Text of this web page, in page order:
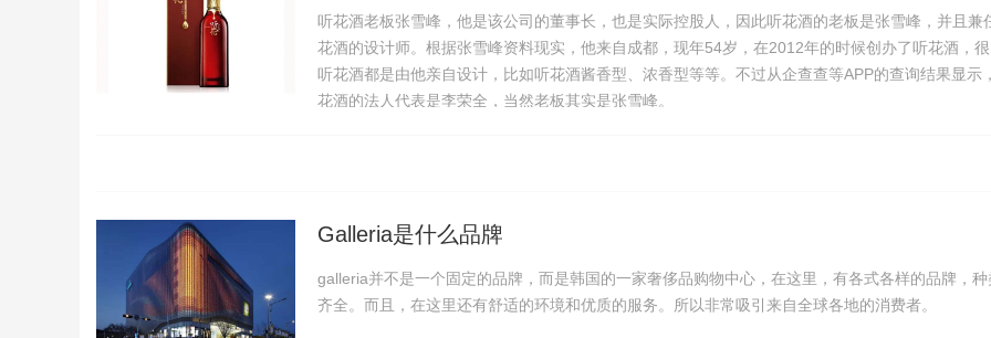
听花酒老板张雪峰，他是该公司的董事长，也是实际控股人，因此听花酒的老板是张雪峰，并且兼
花酒的设计师。根据张雪峰资料现实，他来自成都，现年54岁，在2012年的时候创办了听花酒，很
听花酒都是由他亲自设计，比如听花酒酱香型、浓香型等等。不过从企查查等APP的查询结果显示
花酒的法人代表是李荣全，当然老板其实是张雪峰。
Galleria是什么品牌
galleria并不是一个固定的品牌，而是韩国的一家奢侈品购物中心，在这里，有各式各样的品牌，种
齐全。而且，在这里还有舒适的环境和优质的服务。所以非常吸引来自全球各地的消费者。